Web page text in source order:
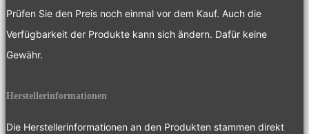
Prüfen Sie den Preis noch einmal vor dem Kauf. Auch die
Verfügbarkeit der Produkte kann sich ändern. Dafür keine
Gewähr.
Herstellerinformationen
Die Herstellerinformationen an den Produkten stammen direkt